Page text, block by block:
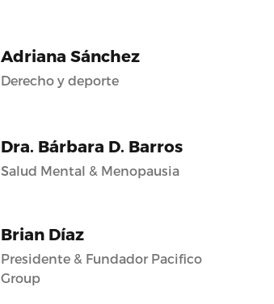
Adriana Sánchez
Derecho y deporte
Dra. Bárbara D. Barros
Salud Mental & Menopausia
Brian Díaz
Presidente & Fundador Pacifico
Group